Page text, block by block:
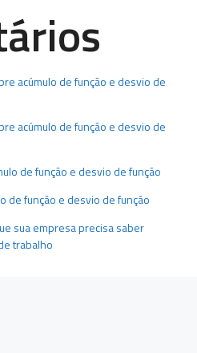
acúmulo de função e desvio de
acúmulo de função e desvio de
de função e desvio de função
de função e desvio de função
sua empresa precisa saber
trabalho